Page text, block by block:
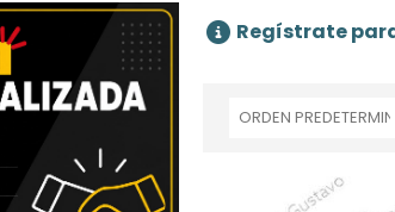
Regístrate